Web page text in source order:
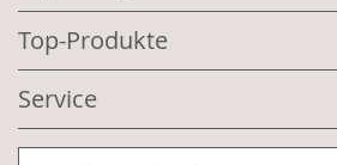
Top-Produkte
Service